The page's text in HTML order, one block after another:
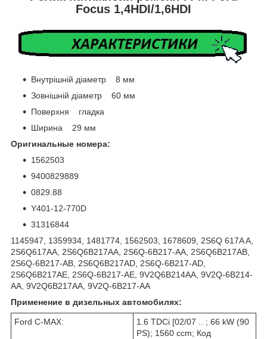
Focus 1,4HDI/1,6HDI
Внутрішній діаметр 8 мм
Зовнішній діаметр 60 мм
Поверхня гладка
Ширина 29 мм
Оригинальные номера:
1562503
9400829889
0829.88
Y401-12-770D
31316844
1145947, 1359934, 1481774, 1562503, 1678609, 2S6Q 617A A,
2S6Q617AA, 2S6Q6B217AA, 2S6Q-6B217-AA, 2S6Q6B217AB,
2S6Q-6B217-AB, 2S6Q6B217AD, 2S6Q-6B217-AD,
2S6Q6B217AE, 2S6Q-6B217-AE, 9V2Q6B214AA, 9V2Q-6B214-
AA, 9V2Q6B217AA, 9V2Q-6B217-AA
Применение в дизельных автомобилях:
Ford C-MAX:
1.6 TDCi [02/07 .. ; 66 kW (90
PS); 1560 ccm; Код